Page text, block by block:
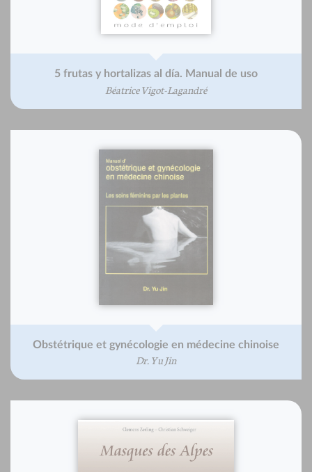
5 frutas y hortalizas al día. Manual de uso
Béatrice Vigot-Lagandré
Obstétrique et gynécologie en médecine chinoise
Dr. Yu Jin